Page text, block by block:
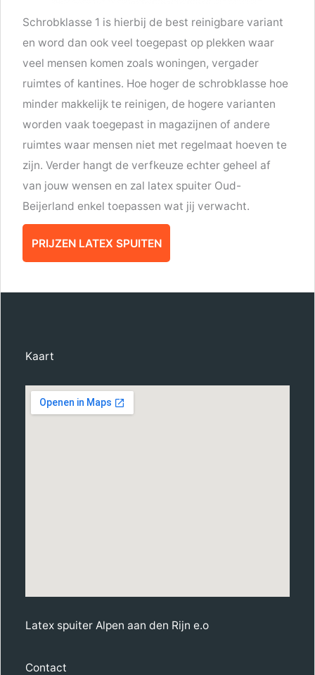
Schrobklasse 1 is hierbij de best reinigbare variant
en word dan ook veel toegepast op plekken waar
veel mensen komen zoals woningen, vergader
ruimtes of kantines. Hoe hoger de schrobklasse hoe
minder makkelijk te reinigen, de hogere varianten
worden vaak toegepast in magazijnen of andere
ruimtes waar mensen niet met regelmaat hoeven te
zijn. Verder hangt de verfkeuze echter geheel af
van jouw wensen en zal latex spuiter Oud-
Beijerland enkel toepassen wat jij verwacht.
PRIJZEN LATEX SPUITEN
Kaart
Latex spuiter Alpen aan den Rijn e.o
Contact